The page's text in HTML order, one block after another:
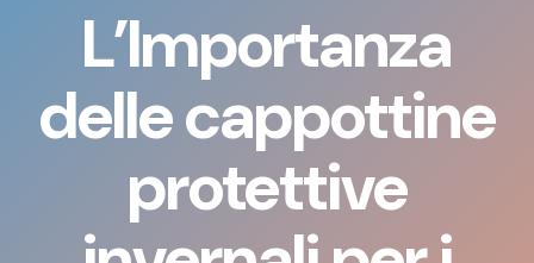
L’Importanza
delle cappottine
protettive